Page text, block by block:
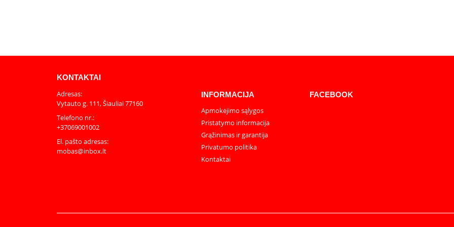
KONTAKTAI
Adresas:
Vytauto g. 111, Šiauliai 77160
Telefono nr.:
+37069001002
El. pašto adresas:
mobas@inbox.lt
INFORMACIJA
Apmokėjimo sąlygos
Pristatymo informacija
Grąžinimas ir garantija
Privatumo politika
Kontaktai
FACEBOOK